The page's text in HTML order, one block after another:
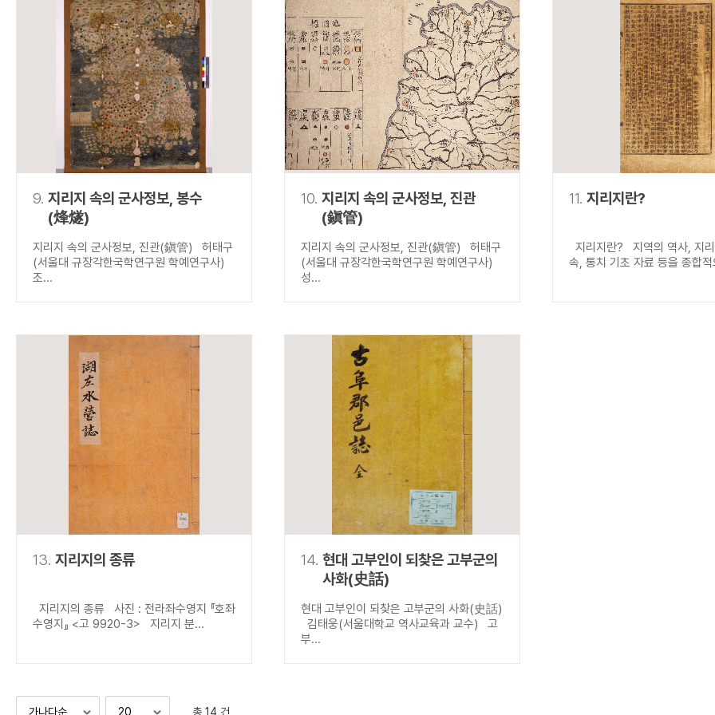
9. 지리지 속의 군사정보, 봉수
(烽燧)
지리지 속의 군사정보, 진관(鎭管) 허태구
(서울대 규장각한국학연구원 학예연구사)
조...
10. 지리지 속의 군사정보, 진관
(鎭管)
지리지 속의 군사정보, 진관(鎭管) 허태구
(서울대 규장각한국학연구원 학예연구사)
성...
11. 지리지란?
지리지란? 지역의 역사, 지
속, 통치 기초 자료 등을 종합
13. 지리지의 종류
지리지의 종류 사진 : 전라좌수영지 『호좌
수영지』 <고 9920-3> 지리지 분...
14. 현대 고부인이 되찾은 고부군의
사화(史話)
현대 고부인이 되찾은 고부군의 사화(史話)
김태웅(서울대학교 역사교육과 교수) 고
부...
총 14 건